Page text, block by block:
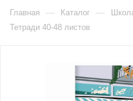
Главная — Каталог —
Тетради 40-48 листов